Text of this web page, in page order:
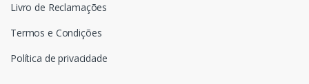
Livro de Reclamações
Termos e Condições
Política de privacidade